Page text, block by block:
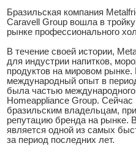
Бразильская компания
Caravell Group вошла в
рынке профессионального
В течение своей истории,
для индустрии напитков,
продуктов на мировом
международный опыт в
была частью
Homeappliance Group.
бразильским владельцам,
репутацию бренда на рынке.
является одной из самых
за период последних лет.